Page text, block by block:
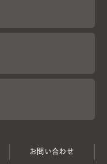
お問い合わせ